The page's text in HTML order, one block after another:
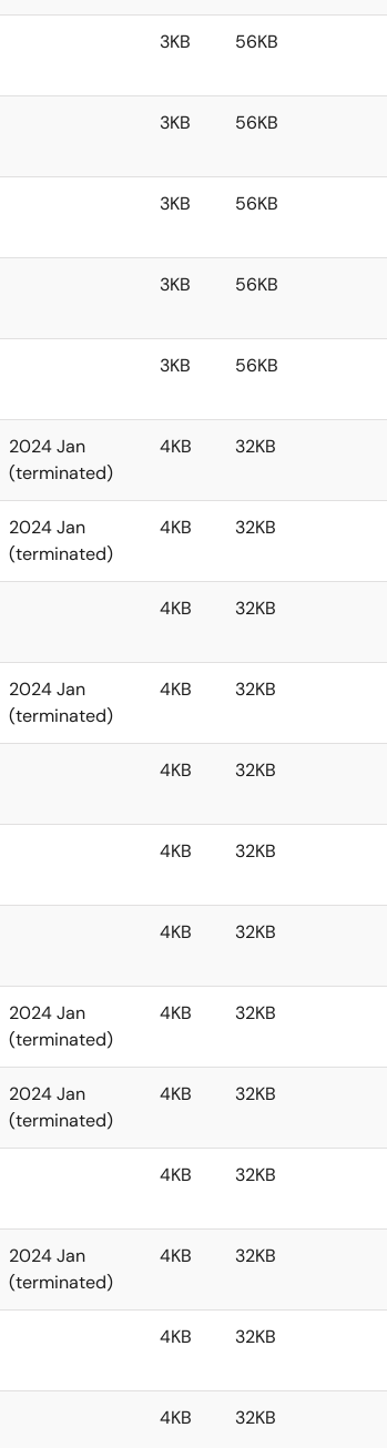
3KB 56KB
3KB 56KB
3KB 56KB
3KB 56KB
3KB 56KB
2024 Jan
(terminated)
4KB 32KB
2024 Jan
(terminated)
4KB 32KB
4KB 32KB
2024 Jan
(terminated)
4KB 32KB
4KB 32KB
4KB 32KB
4KB 32KB
2024 Jan
(terminated)
4KB 32KB
2024 Jan
(terminated)
4KB 32KB
4KB 32KB
2024 Jan
(terminated)
4KB 32KB
4KB 32KB
4KB 32KB